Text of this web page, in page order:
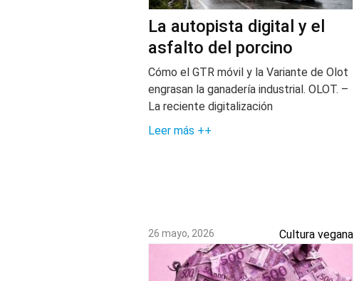
r
o
s
ú
l
t
s
La autopista digital y el
asfalto del porcino
Cómo el GTR móvil y la Variante de Olot
engrasan la ganadería industrial. OLOT. –
La reciente digitalización
Leer más ++
26 mayo, 2026 Cultura vegana